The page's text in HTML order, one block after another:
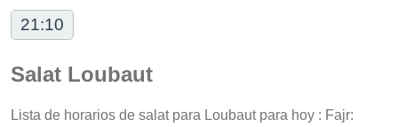
21:10
Salat Loubaut
Lista de horarios de salat para Loubaut para hoy : Fajr: